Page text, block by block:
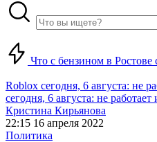
Что с бензином в Ростове
Roblox сегодня, 6 августа: не
сегодня, 6 августа: не
Кристина Кирьянова
22:15 16 апреля 2022
Политика